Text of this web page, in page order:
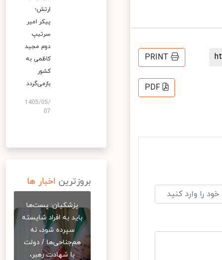
PRINT
PDF
ارتش؛
پیکر امیر
سرتیپ
دوم مجید
کاظمی به
کشور
بازمی‌گردد
1405/05/
07
بروزترین اخبار ها
پزشکیان: پست‌ها
باید به افراد شایسته
سپرده شود، نه
هم‌جناحی‌ها / دولت
با شهادت رهبر،